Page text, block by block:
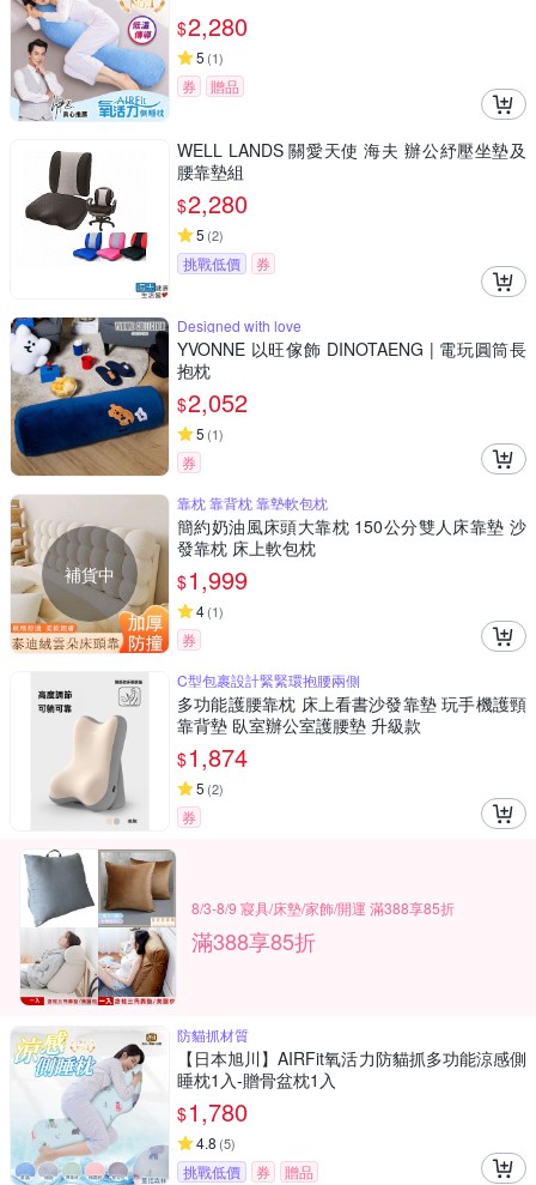
$2,280
5 (1)
券 贈品
WELL LANDS 關愛天使 海夫 辦公紓壓坐墊及
腰靠墊組
$2,280
5 (2)
挑戰低價 券
Designed with love
YVONNE 以旺傢飾 DINOTAENG | 電玩圓筒長
抱枕
$2,052
5 (1)
券
補貨中
靠枕 靠背枕 靠墊軟包枕
簡約奶油風床頭大靠枕 150公分雙人床靠墊 沙
發靠枕 床上軟包枕
$1,999
4(1)
券
C型包裹設計緊緊環抱腰兩側
多功能護腰靠枕 床上看書沙發靠墊 玩手機護頸
靠背墊 臥室辦公室護腰墊 升級款
$1,874
5 (2)
券
8/3-8/9 寢具/床墊/家飾/開運 滿388享85折
滿388享85折
防貓抓材質
【日本旭川】AIRFit氧活力防貓抓多功能涼感側
睡枕1入-贈骨盆枕1入
$1,780
4.8 (5)
挑戰低價 券
贈品